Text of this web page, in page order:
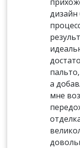
а
мне